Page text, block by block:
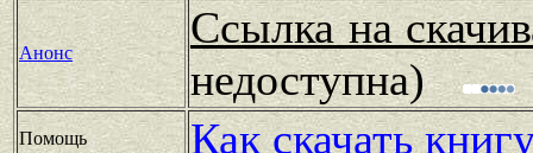
Анонс
Ссылка на
недоступна)
Помощь Как скачать